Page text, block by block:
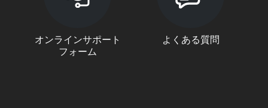
オンラインサポート
フォーム
よくある質問